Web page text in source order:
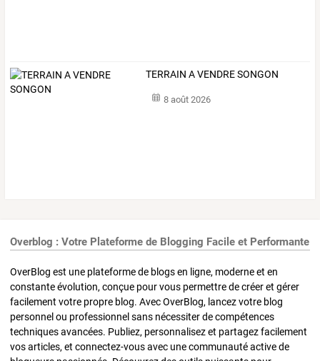
TERRAIN A VENDRE SONGON
8 août 2026
Overblog : Votre Plateforme de Blogging Facile et Performante
OverBlog est une plateforme de blogs en ligne, moderne et en
constante évolution, conçue pour vous permettre de créer et gérer
facilement votre propre blog. Avec OverBlog, lancez votre blog
personnel ou professionnel sans nécessiter de compétences
techniques avancées. Publiez, personnalisez et partagez facilement
vos articles, et connectez-vous avec une communauté active de